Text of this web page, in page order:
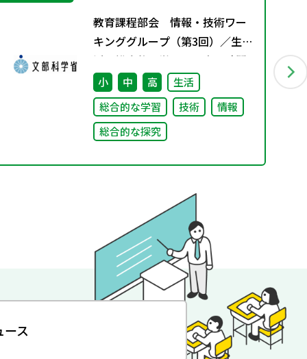
教育課程部会 情報・技術ワー
キンググループ（第3回）／生
活、総合的な学習・探究の時間
ワーキンググループ（第2回）合
同会議 配付資料
小 中 高
生活
総合的な学習
技術
情報
総合的な探究
ース